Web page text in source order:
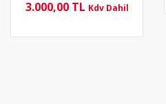
3.000,00 TL Kdv Dahil